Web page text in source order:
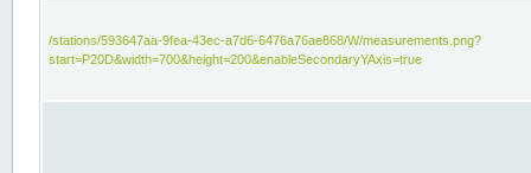
/stations/593647aa-9fea-43ec-a7d6-6476a76ae868/W/measurements.png?
start=P20D&width=700&height=200&enableSecondaryYAxis=true